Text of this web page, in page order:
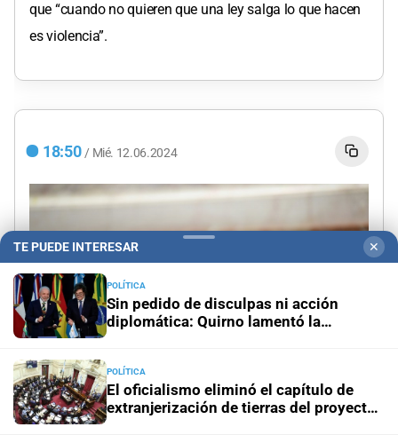
que “cuando no quieren que una ley salga lo que hacen
es violencia”.
18:50 / Mié. 12.06.2024
TE PUEDE INTERESAR ✕
POLÍTICA
Sin pedido de disculpas ni acción
diplomática: Quirno lamentó la
POLÍTICA
El oficialismo eliminó el capítulo de
extranjerización de tierras del proyecto